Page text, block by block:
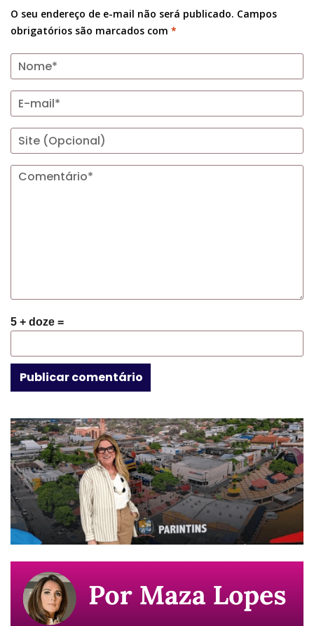
O seu endereço de e-mail não será publicado. Campos
obrigatórios são marcados com *
5 + doze =